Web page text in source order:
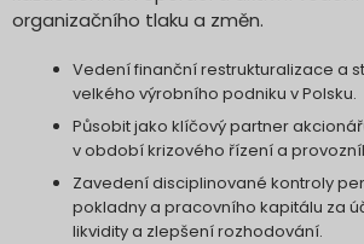
organizačního tlaku a změn.
Vedení finanční restrukturalizace a
velkého výrobního podniku v Polsku.
Působit jako klíčový partner
v období krizového řízení a
Zavedení disciplinované kontroly
pokladny a pracovního kapitálu za
likvidity a zlepšení rozhodování.